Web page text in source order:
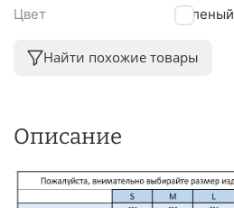
Цвет
Зеленый
Найти похожие товары
Описание